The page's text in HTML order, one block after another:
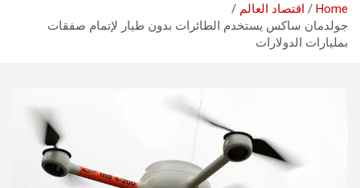
Home
اقتصاد العالم
جولدمان ساكس يستخدم الطائرات بدون طيار لإتمام صفقات
بمليارات الدولارات